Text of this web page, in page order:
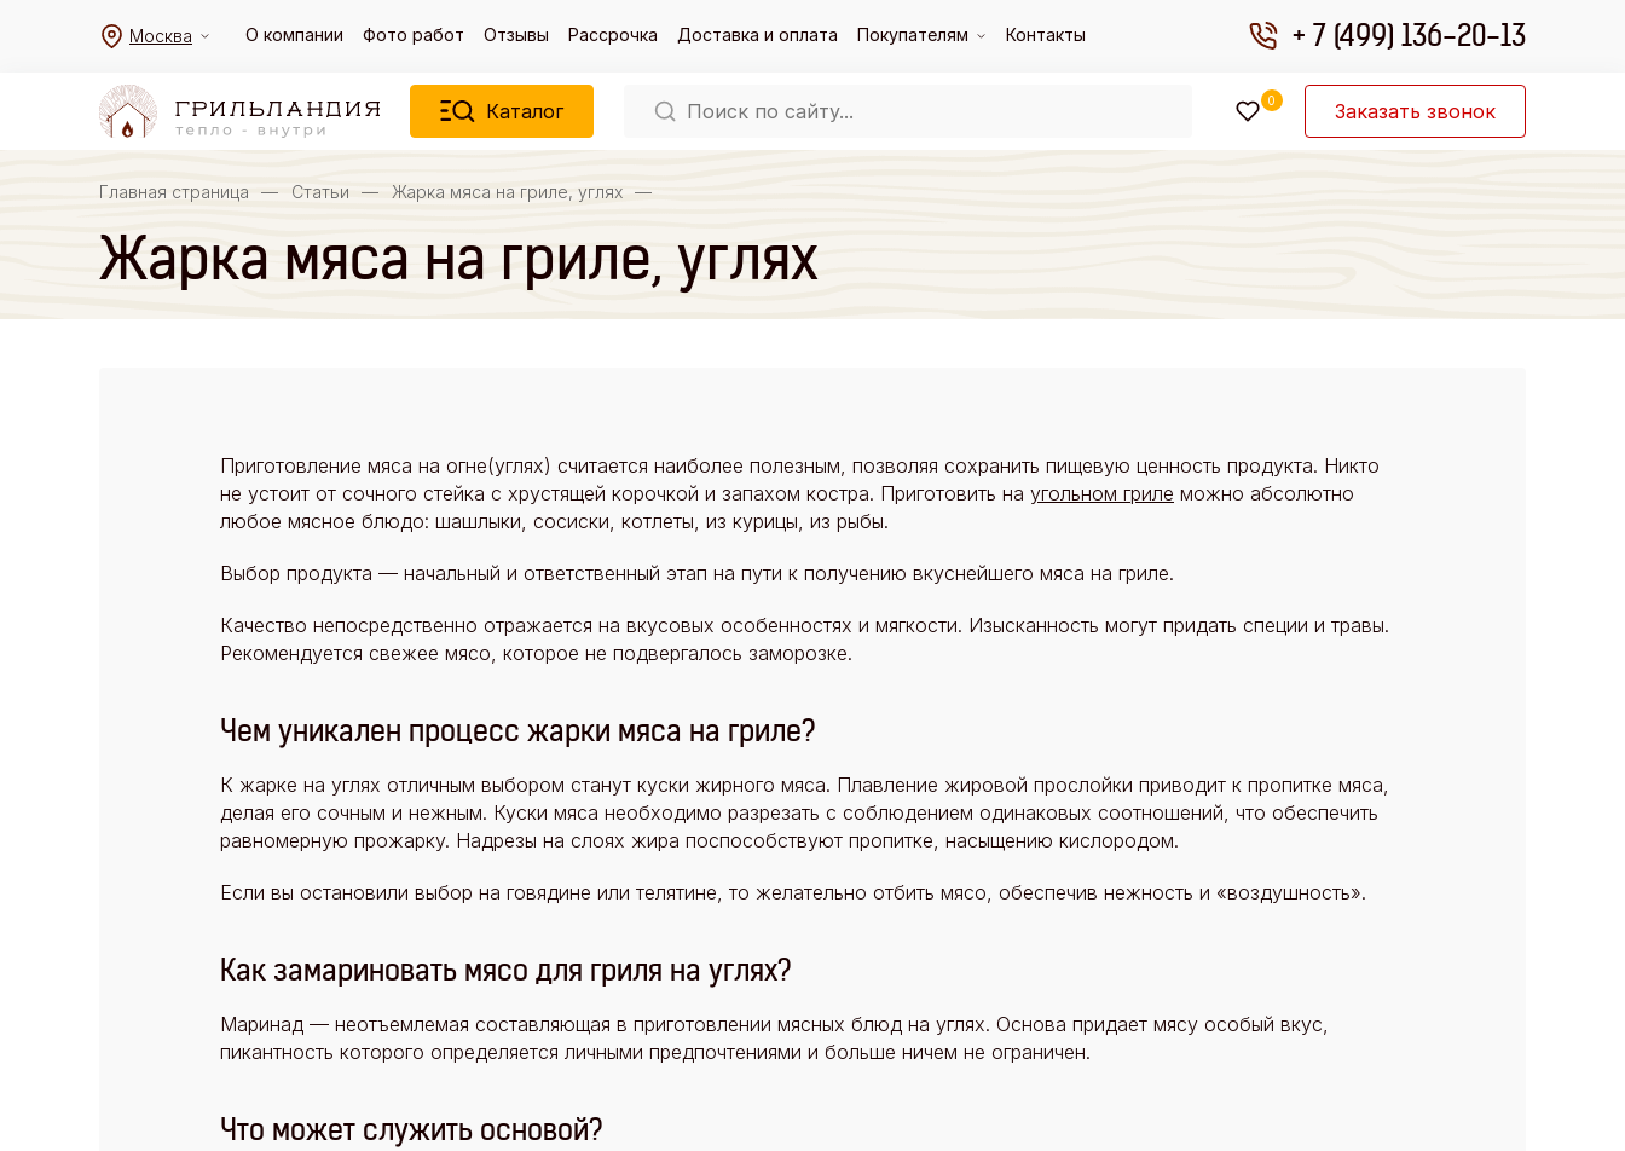
Москва О компании Фото работ Отзывы Рассрочка Доставка и оплата Покупателям Контакты + 7 (499) 136-20-13
Каталог 0 Заказать звонок
Главная страница — Статьи — Жарка мяса на гриле, углях —
Жарка мяса на гриле, углях
Приготовление мяса на огне(углях) считается наиболее полезным, позволяя сохранить пищевую ценность продукта. Никто
не устоит от сочного стейка с хрустящей корочкой и запахом костра. Приготовить на угольном гриле можно абсолютно
любое мясное блюдо: шашлыки, сосиски, котлеты, из курицы, из рыбы.
Выбор продукта — начальный и ответственный этап на пути к получению вкуснейшего мяса на гриле.
Качество непосредственно отражается на вкусовых особенностях и мягкости. Изысканность могут придать специи и травы.
Рекомендуется свежее мясо, которое не подвергалось заморозке.
Чем уникален процесс жарки мяса на гриле?
К жарке на углях отличным выбором станут куски жирного мяса. Плавление жировой прослойки приводит к пропитке мяса,
делая его сочным и нежным. Куски мяса необходимо разрезать с соблюдением одинаковых соотношений, что обеспечить
равномерную прожарку. Надрезы на слоях жира поспособствуют пропитке, насыщению кислородом.
Если вы остановили выбор на говядине или телятине, то желательно отбить мясо, обеспечив нежность и «воздушность».
Как замариновать мясо для гриля на углях?
Маринад — неотъемлемая составляющая в приготовлении мясных блюд на углях. Основа придает мясу особый вкус,
пикантность которого определяется личными предпочтениями и больше ничем не ограничен.
Что может служить основой?